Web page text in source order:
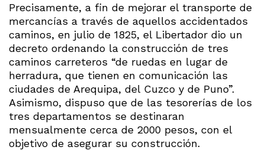
Precisamente, a fin de mejorar el transporte de
mercancías a través de aquellos accidentados
caminos, en julio de 1825, el Libertador dio un
decreto ordenando la construcción de tres
caminos carreteros “de ruedas en lugar de
herradura, que tienen en comunicación las
ciudades de Arequipa, del Cuzco y de Puno”.
Asimismo, dispuso que de las tesorerías de los
tres departamentos se destinaran
mensualmente cerca de 2000 pesos, con el
objetivo de asegurar su construcción.